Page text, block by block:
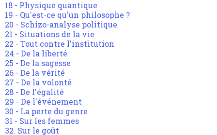
18 - Physique quantique
19 - Qu'est-ce qu'un philosophe ?
20 - Schizo-analyse politique
21 - Situations de la vie
22 - Tout contre l'institution
24 - De la liberté
25 - De la sagesse
26 - De la vérité
27 - De la volonté
28 - De l'égalité
29 - De l'événement
30 - La perte du genre
31 - Sur les femmes
32. Sur le goût